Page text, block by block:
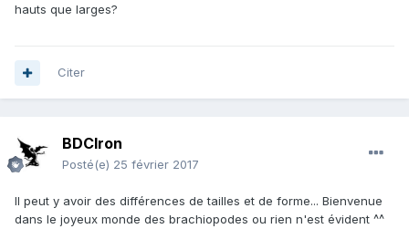
hauts que larges?
Citer
BDCIron
Posté(e) 25 février 2017
Il peut y avoir des différences de tailles et de forme... Bienvenue
dans le joyeux monde des brachiopodes ou rien n'est évident ^^